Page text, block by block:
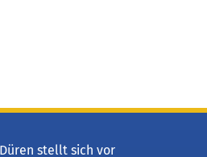
stellt sich vor